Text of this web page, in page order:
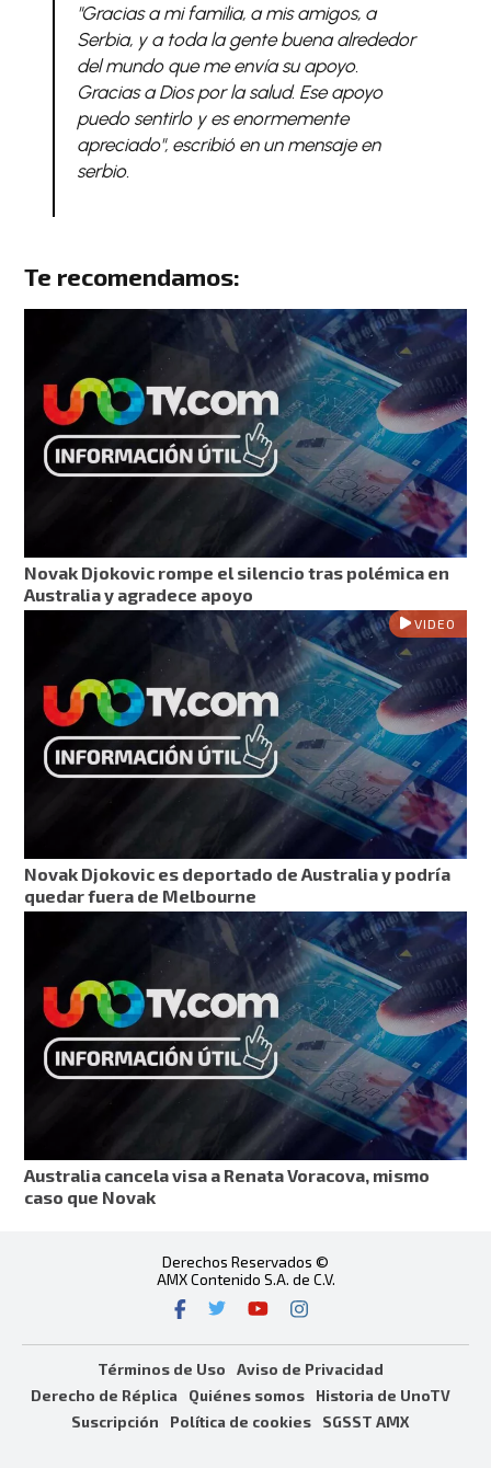
"Gracias a mi familia, a mis amigos, a
Serbia, y a toda la gente buena alrededor
del mundo que me envía su apoyo.
Gracias a Dios por la salud. Ese apoyo
puedo sentirlo y es enormemente
apreciado", escribió en un mensaje en
serbio.
Te recomendamos:
Novak Djokovic rompe el silencio tras polémica en
Australia y agradece apoyo
VIDEO
Novak Djokovic es deportado de Australia y podría
quedar fuera de Melbourne
Australia cancela visa a Renata Voracova, mismo
caso que Novak
Derechos Reservados ©
AMX Contenido S.A. de C.V.
Términos de Uso
Aviso de Privacidad
Derecho de Réplica
Quiénes somos
Historia de UnoTV
Suscripción
Política de cookies SGSST AMX